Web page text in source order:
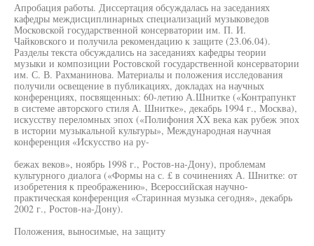
Апробация работы. Диссертация обсуждалась на заседаниях
кафедры междисциплинарных специализаций музыковедов
Московской государственной консерватории им. П. И.
Чайковского и получила рекомендацию к защите (23.06.04).
Разделы текста обсуждались на заседаниях кафедры теории
музыки и композиции Ростовской государственной консерватории
им. С. В. Рахманинова. Материалы и положения исследования
получили освещение в публикациях, докладах на научных
конференциях, посвященных: 60-летию А.Шнитке («Контрапункт
в системе авторского стиля А. Шнитке», декабрь 1994 г., Москва),
искусству переломных эпох («Полифония XX века как рубеж эпох
в истории музыкальной культуры», Международная научная
конференция «Искусство на ру-
бежах веков», ноябрь 1998 г., Ростов-на-Дону), проблемам
культурного диалога («Формы на с. £ в сочинениях А. Шнитке: от
изобретения к преображению», Всероссийская научно-
практическая конференция «Старинная музыка сегодня», декабрь
2002 г., Ростов-на-Дону).
Положения, выносимые, на защиту